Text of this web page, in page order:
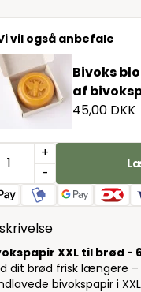
vil også anbefale
Bivoks
af
45,00 DKK
+
-
XXL til brød -
dit brød frisk længere
bivokspapir i